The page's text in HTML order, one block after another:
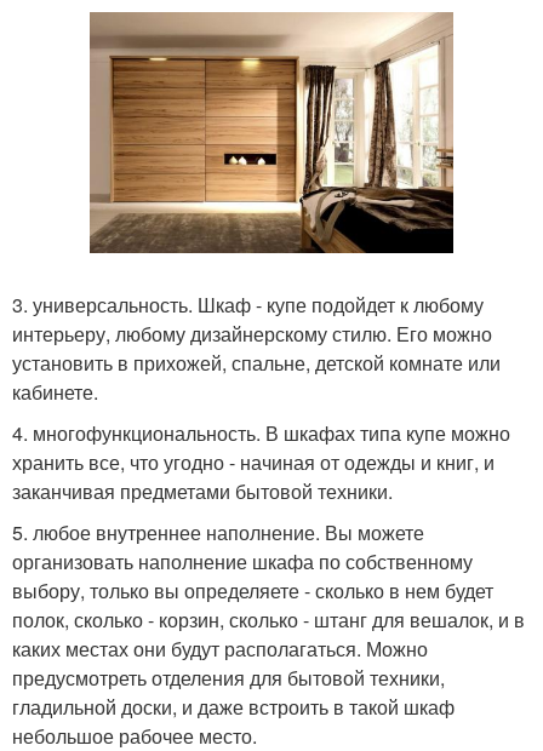
3. универсальность. Шкаф - купе подойдет к любому
интерьеру, любому дизайнерскому стилю. Его можно
установить в прихожей, спальне, детской комнате или
кабинете.
4. многофункциональность. В шкафах типа купе можно
хранить все, что угодно - начиная от одежды и книг, и
заканчивая предметами бытовой техники.
5. любое внутреннее наполнение. Вы можете
организовать наполнение шкафа по собственному
выбору, только вы определяете - сколько в нем будет
полок, сколько - корзин, сколько - штанг для вешалок, и в
каких местах они будут располагаться. Можно
предусмотреть отделения для бытовой техники,
гладильной доски, и даже встроить в такой шкаф
небольшое рабочее место.